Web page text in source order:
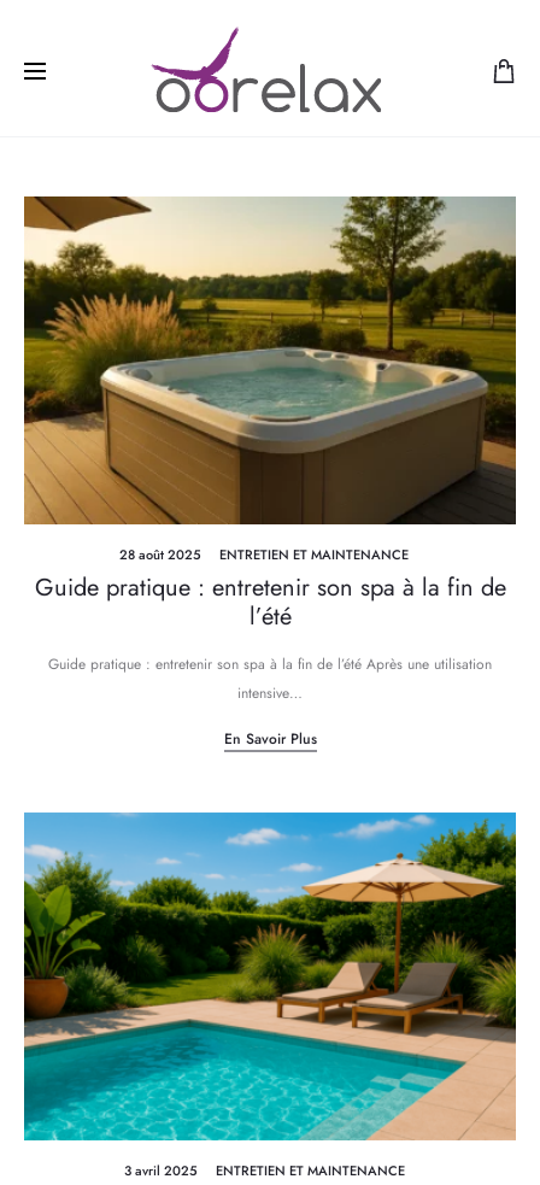
28 août 2025 ENTRETIEN ET MAINTENANCE
Guide pratique : entretenir son spa à la fin de
l’été
Guide pratique : entretenir son spa à la fin de l’été Après une utilisation
intensive…
En Savoir Plus
3 avril 2025 ENTRETIEN ET MAINTENANCE